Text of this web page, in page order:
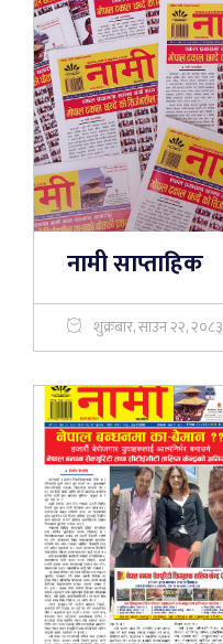
नामी साप्ताहिक
शुक्रबार, साउन २२, २०८३